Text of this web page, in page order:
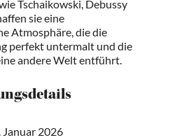
Tschaikowski, Debussy
sie eine
Atmosphäre, die die
perfekt untermalt und die
andere Welt entführt.
Januar 2026